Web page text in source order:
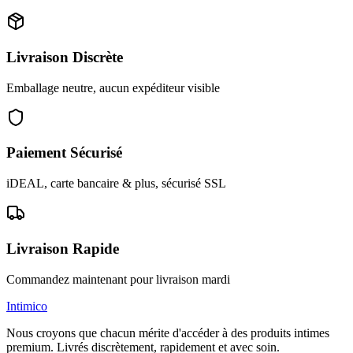
Livraison Discrète
Emballage neutre, aucun expéditeur visible
Paiement Sécurisé
iDEAL, carte bancaire & plus, sécurisé SSL
Livraison Rapide
Commandez maintenant pour livraison mardi
Intimico
Nous croyons que chacun mérite d'accéder à des produits intimes
premium. Livrés discrètement, rapidement et avec soin.